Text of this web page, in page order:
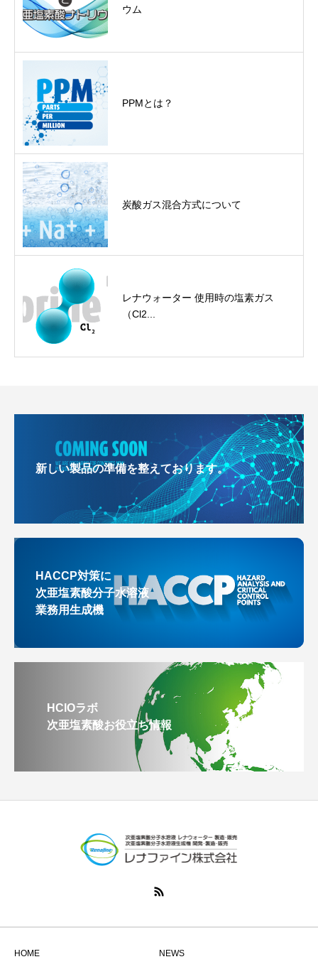
ウム
PPMとは？
炭酸ガス混合方式について
レナウォーター 使用時の塩素ガス
（Cl2...
新しい製品の準備を整えております。
HACCP対策に
次亜塩素酸分子水溶液
業務用生成機
HClOラボ
次亜塩素酸お役立ち情報
HOME NEWS